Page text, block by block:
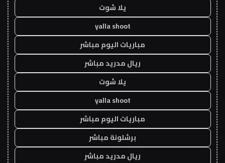
يلا شوت
yalla shoot
مباريات اليوم مباشر
ريال مدريد مباشر
يلا شوت
yalla shoot
مباريات اليوم مباشر
برشلونة مباشر
ريال مدريد مباشر